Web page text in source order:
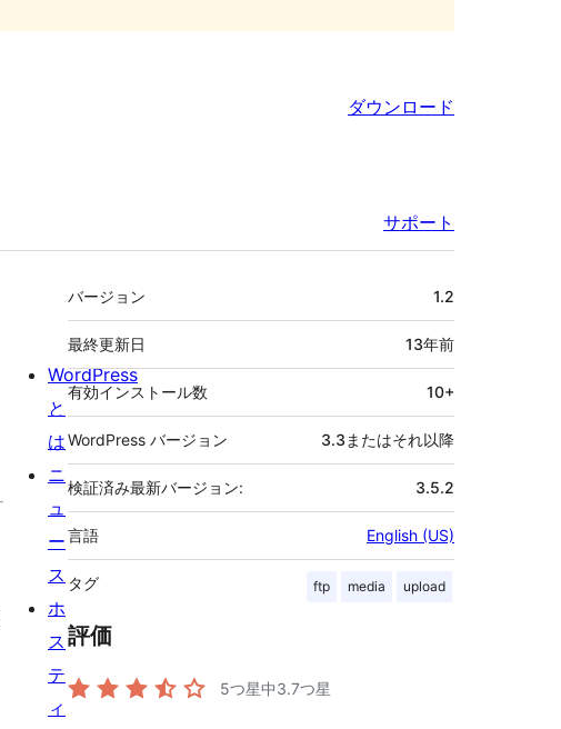
ダウンロード
サポート
メ
タ
バージョン 1.2
最終更新日 13年前
有効インストール数 10+
WordPress バージョン 3.3またはそれ以降
検証済み最新バージョン: 3.5.2
言語 English (US)
タグ ftp media upload
評価
5つ星中3.7つ星
WordPress
と
は
ニ
ュ
ー
ス
ホ
ス
テ
ィ